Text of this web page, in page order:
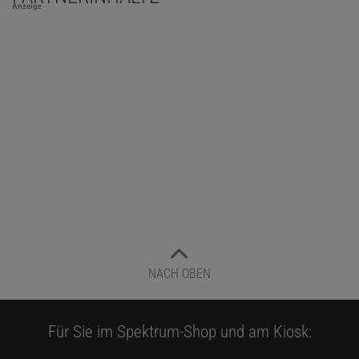
Anzeige
NACH OBEN
Für Sie im Spektrum-Shop und am Kiosk: